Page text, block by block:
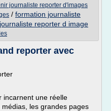
journaliste reporter d'images
/ formation journaliste
reporter d image
reporter avec
incarnent une réelle
les grandes pages